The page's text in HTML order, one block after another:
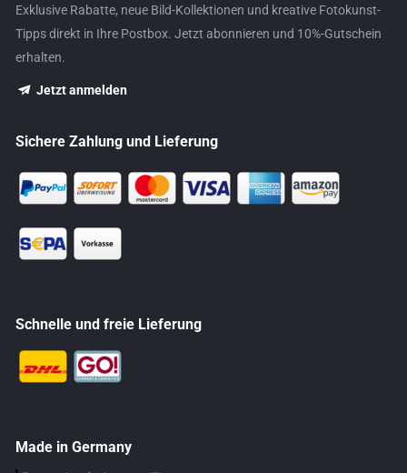
Exklusive Rabatte, neue Bild-Kollektionen und kreative Fotokunst-
Tipps direkt in Ihre Postbox. Jetzt abonnieren und 10%-Gutschein
erhalten.
Jetzt anmelden
Sichere Zahlung und Lieferung
Schnelle und freie Lieferung
Made in Germany